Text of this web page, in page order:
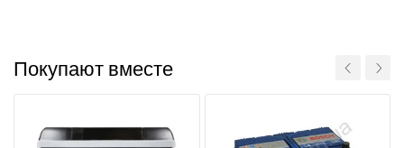
Покупают вместе